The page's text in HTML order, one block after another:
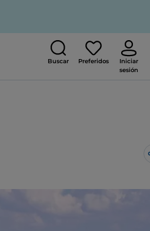
Buscar Preferidos
Iniciar
sesión